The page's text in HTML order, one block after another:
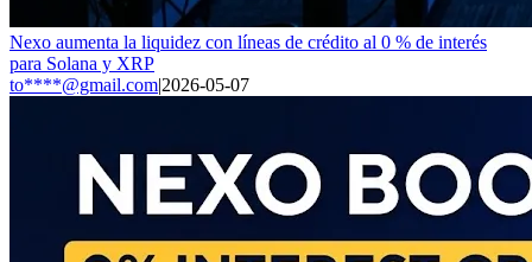
Nexo aumenta la liquidez con líneas de crédito al 0 % de interés
para Solana y XRP
to****@gmail.com|2026-05-07